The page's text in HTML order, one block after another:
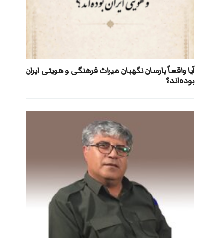
آیا واقعاً یارسان نگهبان میراث فرهنگی و هویتی ایران
بوده‌اند؟